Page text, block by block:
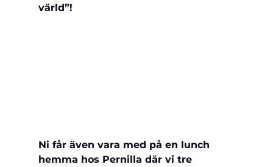
värld”!
Ni får även vara med på en lunch
hemma hos Pernilla där vi tre